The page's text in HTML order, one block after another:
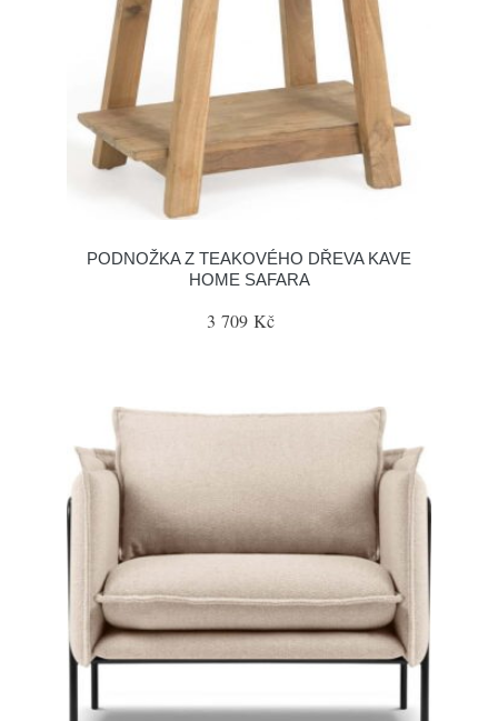
PODNOŽKA Z TEAKOVÉHO DŘEVA KAVE
HOME SAFARA
3 709 Kč